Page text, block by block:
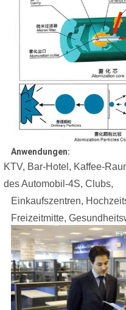
Anwendungen:
KTV, Bar-Hotel, Kaffee-
des Automobil-4S, Clubs,
Einkaufszentren,
Freizeitmitte,